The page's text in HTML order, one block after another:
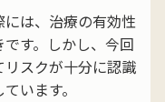
は、治療の有効性
す。しかし、今回
スクが十分に認識
います。